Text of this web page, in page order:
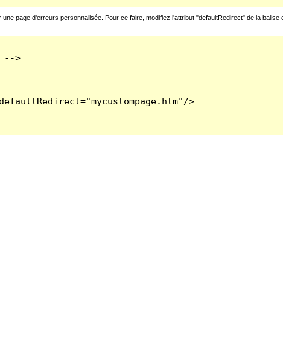
page d'erreurs personnalisée. Pour ce faire, modifiez l'attribut "defaultRedirect" de la
-->
>